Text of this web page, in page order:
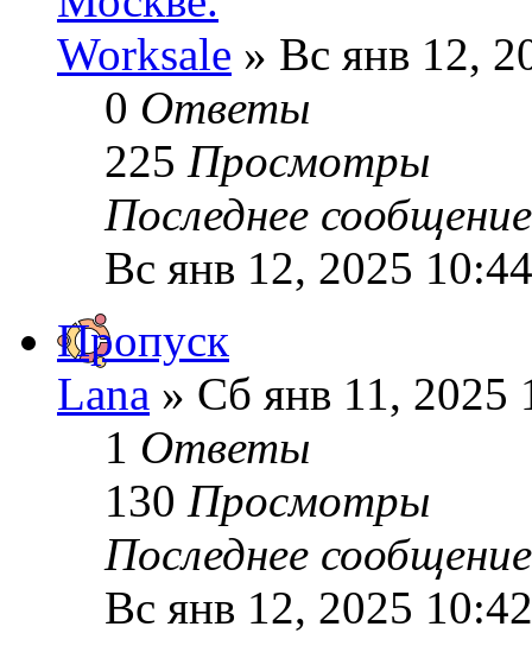
Worksale » Вс янв 12,
0 Ответы
225 Просмотры
Последнее
Вс янв 12, 2025
Пропуск
Lana » Сб янв 11, 2025
1 Ответы
130 Просмотры
Последнее
Вс янв 12, 2025